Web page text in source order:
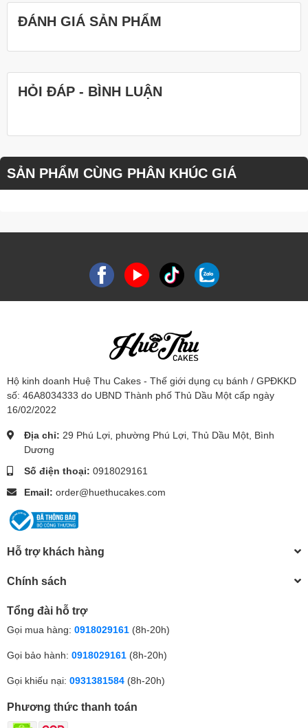
ĐÁNH GIÁ SẢN PHẨM
HỎI ĐÁP - BÌNH LUẬN
SẢN PHẨM CÙNG PHÂN KHÚC GIÁ
Hộ kinh doanh Huệ Thu Cakes - Thế giới dụng cụ bánh / GPĐKKD
số: 46A8034333 do UBND Thành phố Thủ Dầu Một cấp ngày
16/02/2022
Địa chỉ: 29 Phú Lợi, phường Phú Lợi, Thủ Dầu Một, Bình
Dương
Số điện thoại: 0918029161
Email: order@huethucakes.com
Hỗ trợ khách hàng
Chính sách
Tổng đài hỗ trợ
Gọi mua hàng: 0918029161 (8h-20h)
Gọi bảo hành: 0918029161 (8h-20h)
Gọi khiếu nại: 0931381584 (8h-20h)
Phương thức thanh toán